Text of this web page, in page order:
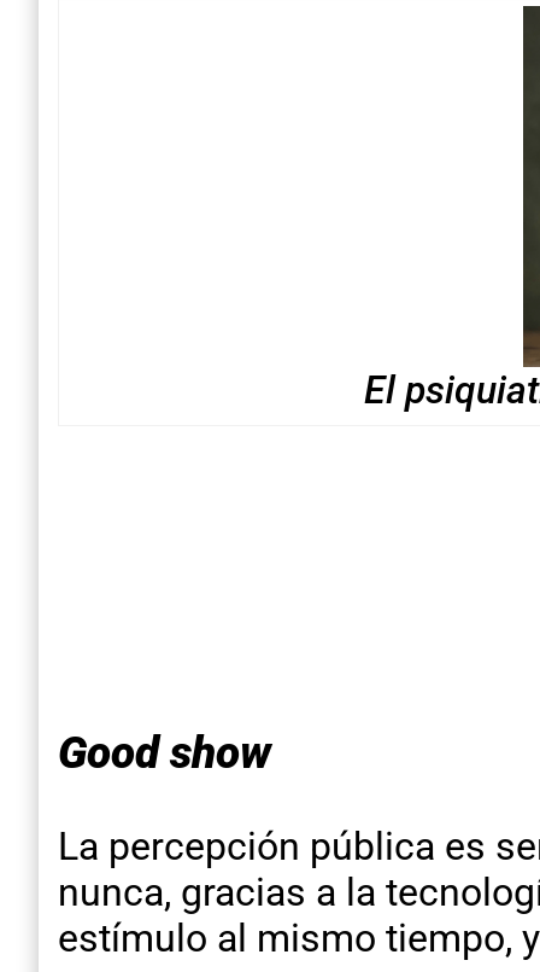
El
Good show
La percepción pública es
nunca, gracias a la
estímulo al mismo tiempo,